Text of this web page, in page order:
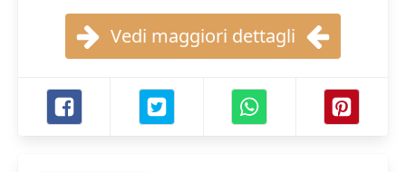
Vedi maggiori dettagli